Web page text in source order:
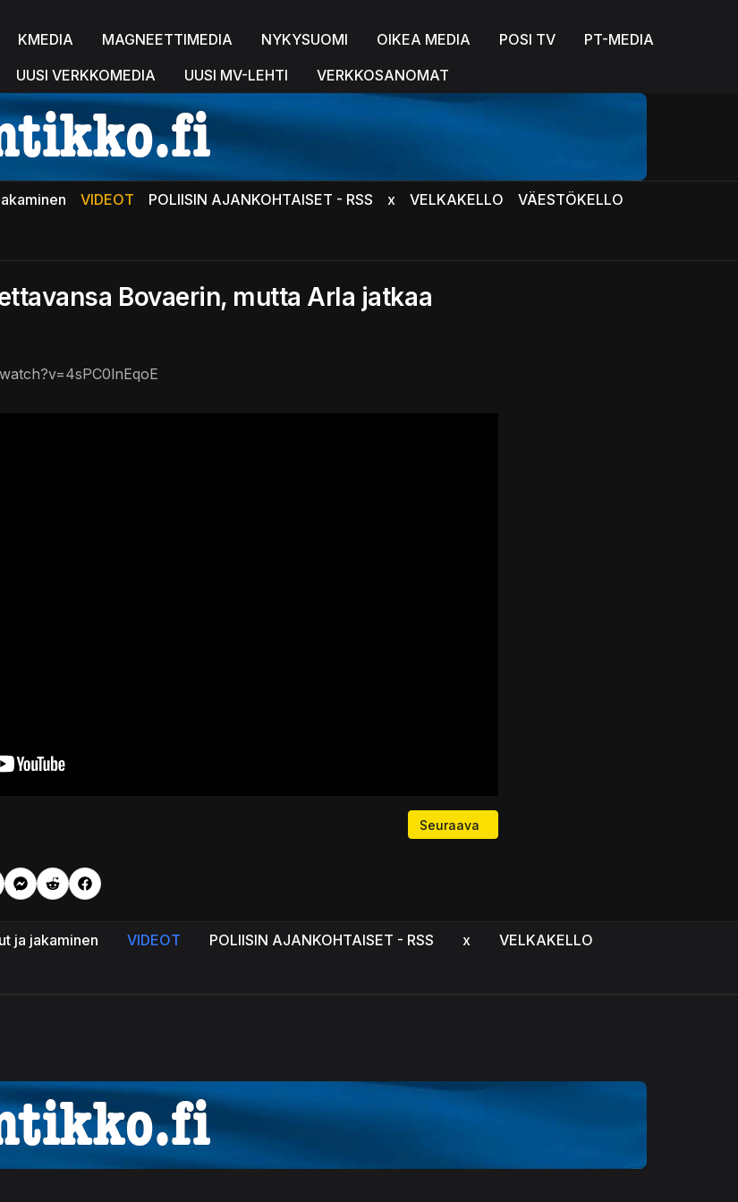
KMEDIA MAGNEETTIMEDIA NYKYSUOMI OIKEA MEDIA POSI TV
PT-MEDIA
UUSI VERKKOMEDIA UUSI MV-LEHTI VERKKOSANOMAT
VIDEOT POLIISIN AJANKOHTAISET - RSS x VELKAKELLO
VÄESTÖKELLO
Bovaerin, mutta Arla jatkaa
maailma ja propaganda - 24 - Assosiaatio - Timo Tynkkynen Seuraava artikkeli: Myöhäisillan pohdintoja –
Seuraava
ja jakaminen VIDEOT POLIISIN AJANKOHTAISET - RSS x
VELKAKELLO